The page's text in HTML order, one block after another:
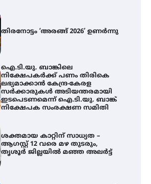
തിരനോട്ടം ‘അരങ്ങ് 2026’ ഉണർന്നു
ഐ.ടി.യു. ബാങ്കിലെ
നിക്ഷേപകർക്ക് പണം തിരികെ
ലഭ്യമാക്കാൻ കേന്ദ്ര-കേരള
സർക്കാരുകൾ അടിയന്തരമായി
ഇടപെടണമെന്ന് ഐ.ടി.യു. ബാങ്ക്
നിക്ഷേപക സംരക്ഷണ സമിതി
ശക്തമായ കാറ്റിന് സാധ്യത –
ആഗസ്റ്റ് 12 വരെ മഴ തുടരും,
തൃശൂർ ജില്ലയിൽ മഞ്ഞ അലർട്ട്